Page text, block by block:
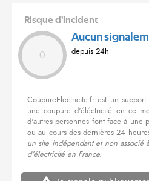
Risque d'incident
0
Aucun
depuis 24h
CoupureElectricite.fr est un
une coupure d'éléctricité en ce
d'autres personnes font face à une
ou au cours des dernières 24
un site indépendant et non associé
d'électricité en France.